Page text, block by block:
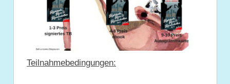
Teilnahmebedingungen: